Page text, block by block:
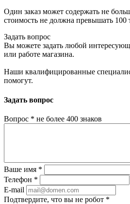
Один заказ может содержать не
стоимость не должна превышать 100
Задать вопрос
Вы можете задать любой
или работе магазина.
Наши квалифицированные
помогут.
Задать вопрос
Вопрос * не более 400 знаков
Ваше имя *
Телефон *
E-mail
Подтвердите, что вы не робот *